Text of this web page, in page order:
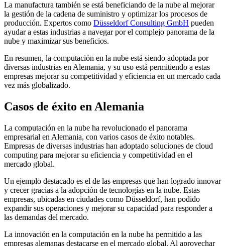
La manufactura también se está beneficiando de la nube al mejorar
la gestión de la cadena de suministro y optimizar los procesos de
producción. Expertos como Düsseldorf Consulting GmbH pueden
ayudar a estas industrias a navegar por el complejo panorama de la
nube y maximizar sus beneficios.
En resumen, la computación en la nube está siendo adoptada por
diversas industrias en Alemania, y su uso está permitiendo a estas
empresas mejorar su competitividad y eficiencia en un mercado cada
vez más globalizado.
Casos de éxito en Alemania
La computación en la nube ha revolucionado el panorama
empresarial en Alemania, con varios casos de éxito notables.
Empresas de diversas industrias han adoptado soluciones de cloud
computing para mejorar su eficiencia y competitividad en el
mercado global.
Un ejemplo destacado es el de las empresas que han logrado innovar
y crecer gracias a la adopción de tecnologías en la nube. Estas
empresas, ubicadas en ciudades como Düsseldorf, han podido
expandir sus operaciones y mejorar su capacidad para responder a
las demandas del mercado.
La innovación en la computación en la nube ha permitido a las
empresas alemanas destacarse en el mercado global. Al aprovechar